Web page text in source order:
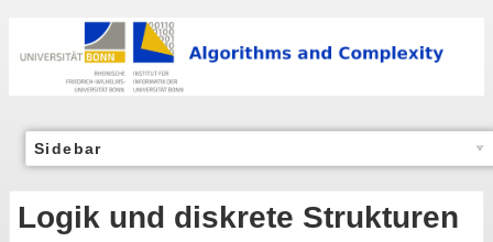
Sidebar
Logik und diskrete Strukturen